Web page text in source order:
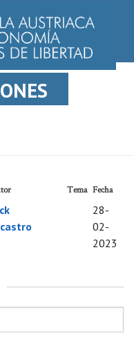
Tema Fecha
28-
02-
2023